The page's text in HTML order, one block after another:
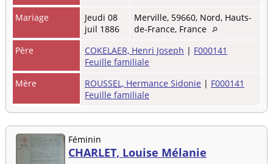
Mariage
Jeudi 08
juil 1886
Merville, 59660, Nord, Hauts-
de-France, France
Père
COKELAER, Henri Joseph | F000141
Feuille familiale
Mère
ROUSSEL, Hermance Sidonie | F000141
Feuille familiale
Féminin
CHARLET, Louise Mélanie